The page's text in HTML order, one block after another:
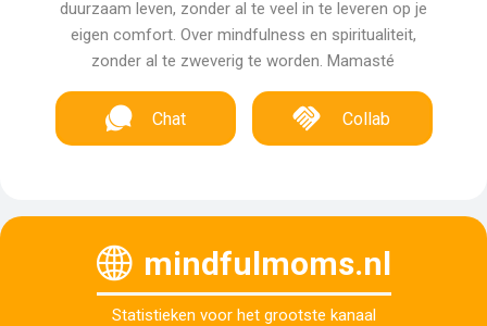
duurzaam leven, zonder al te veel in te leveren op je
eigen comfort. Over mindfulness en spiritualiteit,
zonder al te zweverig te worden. Mamasté
Chat Collab
mindfulmoms.nl
Statistieken voor het grootste kanaal